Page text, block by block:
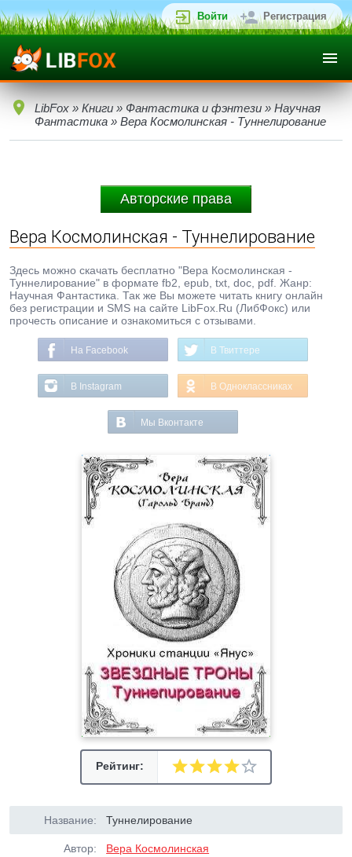
Войти Регистрация
LibFox » Книги » Фантастика и фэнтези » Научная
Фантастика » Вера Космолинская - Туннелирование
Авторские права
Вера Космолинская - Туннелирование
Здесь можно скачать бесплатно "Вера Космолинская -
Туннелирование" в формате fb2, epub, txt, doc, pdf. Жанр:
Научная Фантастика. Так же Вы можете читать книгу онлайн
без регистрации и SMS на сайте LibFox.Ru (ЛибФокс) или
прочесть описание и ознакомиться с отзывами.
На Facebook В Твиттере
В Instagram В Одноклассниках
Мы Вконтакте
Рейтинг:
Название: Туннелирование
Автор: Вера Космолинская